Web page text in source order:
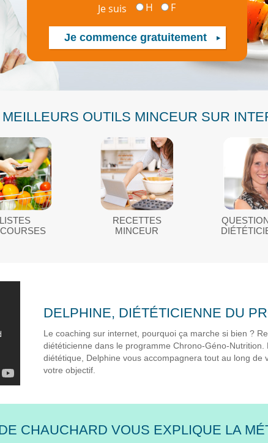
Je suis
H F
OUTILS MINCEUR SUR
LISTES
RECETTES
MINCEUR
DELPHINE, DIÉTÉTICIENNE DU
Le coaching sur internet, pourquoi ça marche si bien ?
diététicienne dans le programme Chrono-Géno-
diététique, Delphine vous accompagnera tout au long
votre objectif.
CHAUCHARD VOUS EXPLIQUE LA